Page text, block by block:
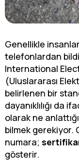
Genellikle
telefonlardan
International
(Uluslararası
belirlenen bir
dayanıklılığı da
olarak ne
bilmek gerekiyor.
numara;
gösterir.